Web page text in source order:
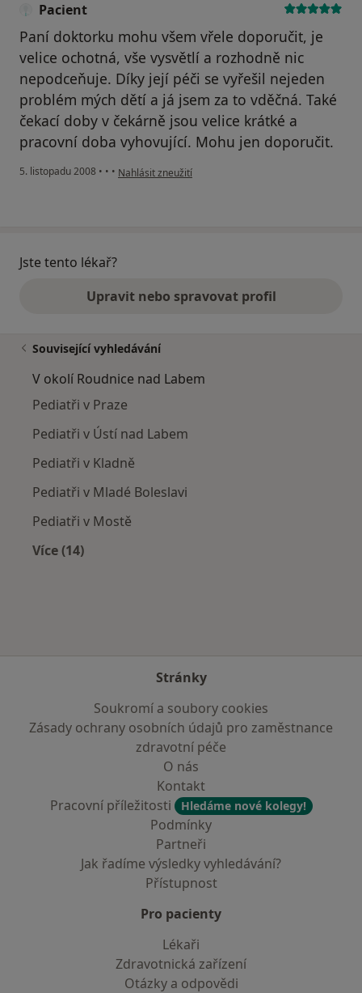
Pacient
Paní doktorku mohu všem vřele doporučit, je
velice ochotná, vše vysvětlí a rozhodně nic
nepodceňuje. Díky její péči se vyřešil nejeden
problém mých dětí a já jsem za to vděčná. Také
čekací doby v čekárně jsou velice krátké a
pracovní doba vyhovující. Mohu jen doporučit.
5. listopadu 2008 • • • podle názoru uživatele Pacient
Nahlásit zneužití
Jste tento lékař?
Upravit nebo spravovat profil
Související vyhledávání
V okolí Roudnice nad Labem
Pediatři v Praze
Pediatři v Ústí nad Labem
Pediatři v Kladně
Pediatři v Mladé Boleslavi
Pediatři v Mostě
Více (14)
Stránky
Soukromí a soubory cookies
Zásady ochrany osobních údajů pro zaměstnance
zdravotní péče
O nás
Kontakt
Pracovní příležitosti
Hledáme nové kolegy!
Podmínky
Partneři
Jak řadíme výsledky vyhledávání?
Přístupnost
Pro pacienty
Lékaři
Zdravotnická zařízení
Otázky a odpovědi